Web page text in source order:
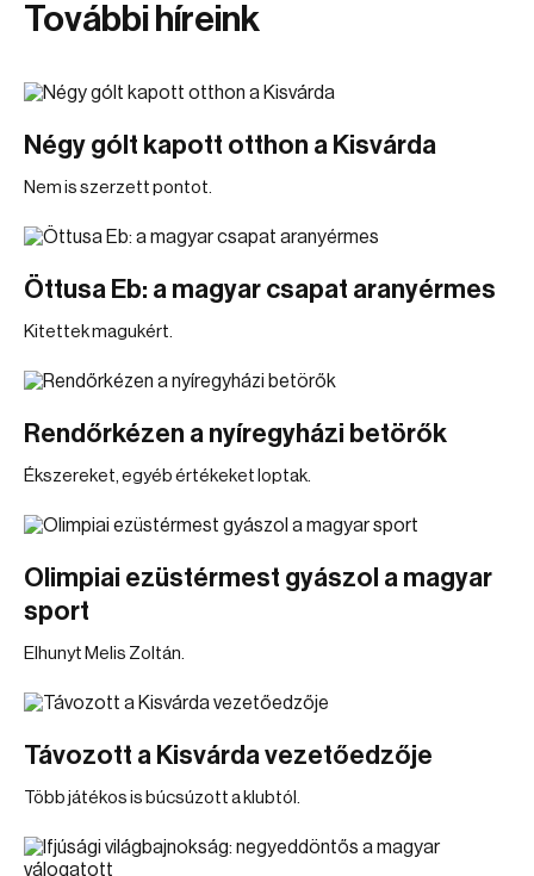
További híreink
Négy gólt kapott otthon a Kisvárda
Nem is szerzett pontot.
Öttusa Eb: a magyar csapat aranyérmes
Kitettek magukért.
Rendőrkézen a nyíregyházi betörők
Ékszereket, egyéb értékeket loptak.
Olimpiai ezüstérmest gyászol a magyar
sport
Elhunyt Melis Zoltán.
Távozott a Kisvárda vezetőedzője
Több játékos is búcsúzott a klubtól.